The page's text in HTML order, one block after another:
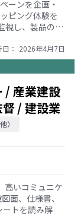
ーンを企画・
ピング体験を
題を解決する
サポ
督を助け、ポ
維持し、すべ
ていることを
： 2026年4月7日
/ 産業建設
/ 建設業
）
高いコミュニケ
面、仕様書、
ートを読み解